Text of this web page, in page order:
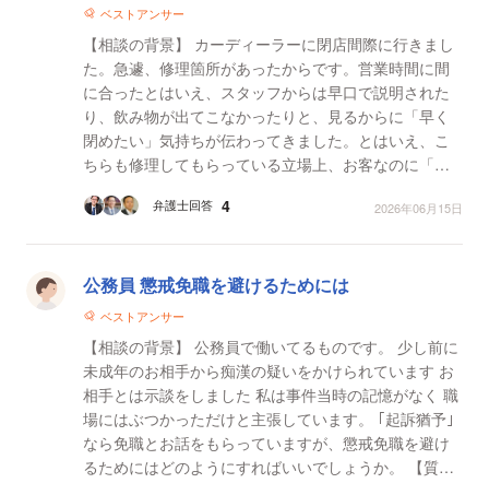
ベストアンサー
【相談の背景】 カーディーラーに閉店間際に行きまし
た。急遽、修理箇所があったからです。営業時間に間
に合ったとはいえ、スタッフからは早口で説明された
り、飲み物が出てこなかったりと、見るからに「早く
閉めたい」気持ちが伝わってきました。とはいえ、こ
ちらも修理してもらっている立場上、お客なのに「お
わり、出...弁護士回答 4 2026年06月15日
公務員 懲戒免職を避けるためには
ベストアンサー
【相談の背景】 公務員で働いてるものです。 少し前に
未成年のお相手から痴漢の疑いをかけられています お
相手とは示談をしました 私は事件当時の記憶がなく 職
場にはぶつかっただけと主張しています。 ｢起訴猶予｣
なら免職とお話をもらっていますが、懲戒免職を避け
るためにはどのようにすればいいでしょうか。 【質問